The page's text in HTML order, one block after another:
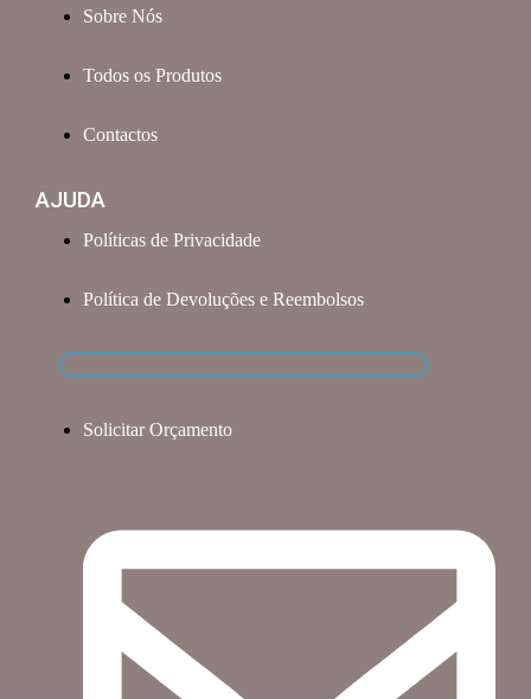
Sobre Nós
Todos os Produtos
Contactos
AJUDA
Políticas de Privacidade
Política de Devoluções e Reembolsos
Solicitar Orçamento